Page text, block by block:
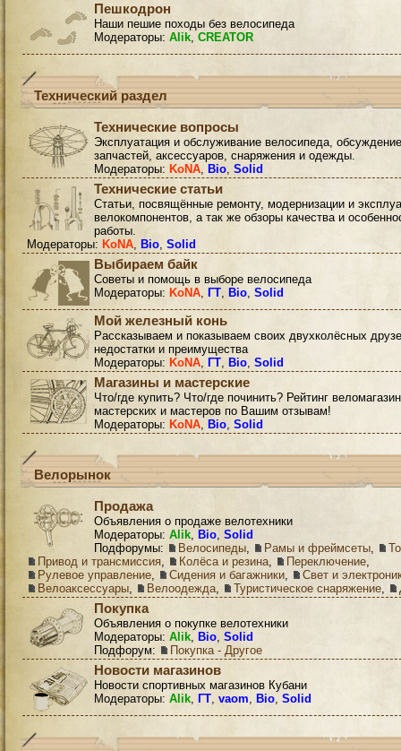
Пешкодрон
Наши пешие походы без велосипеда
Модераторы: Alik, CREATOR
Технический раздел
Технические вопросы
Эксплуатация и обслуживание велосипеда, обсуждение
запчастей, аксессуаров, снаряжения и одежды.
Модераторы: KoNA, Bio, Solid
Технические статьи
Статьи, посвящённые ремонту, модернизации и
велокомпонентов, а так же обзоры качества и
работы.
Модераторы: KoNA, Bio, Solid
Выбираем байк
Советы и помощь в выборе велосипеда
Модераторы: KoNA, ГТ, Bio, Solid
Мой железный конь
Рассказываем и показываем своих двухколёсных
недостатки и преимущества
Модераторы: KoNA, ГТ, Bio, Solid
Магазины и мастерские
Что/где купить? Что/где починить? Рейтинг
мастерских и мастеров по Вашим отзывам!
Модераторы: KoNA, Bio, Solid
Велорынок
Продажа
Объявления о продаже велотехники
Модераторы: Alik, Bio, Solid
Подфорумы:
Велосипеды, Рамы и фреймсеты,
Привод и трансмиссия, Колёса и резина, Переключение,
Рулевое управление, Сидения и багажники,
Свет и
Велоаксессуары, Велоодежда, Туристическое снаряжение,
Покупка
Объявления о покупке велотехники
Модераторы: Alik, Bio, Solid
Подфорум:
Покупка - Другое
Новости магазинов
Новости спортивных магазинов Кубани
Модераторы: Alik, ГТ, vaom, Bio, Solid